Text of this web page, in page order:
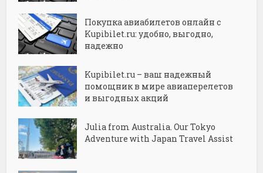
Покупка авиабилетов онлайн с
Kupibilet.ru: удобно, выгодно,
надежно
Kupibilet.ru – ваш надежный
помощник в мире авиаперелетов
и выгодных акций
Julia from Australia. Our Tokyo
Adventure with Japan Travel Assist